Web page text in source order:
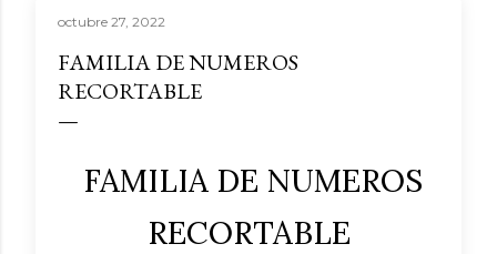
octubre 27, 2022
FAMILIA DE NUMEROS
RECORTABLE
FAMILIA DE NUMEROS
RECORTABLE